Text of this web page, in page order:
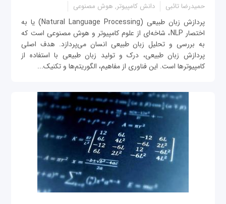
حمیدرضا تائبی دانش کامپیوتر, هوش مصنوعی
پردازش زبان طبیعی (Natural Language Processing) یا به
اختصار NLP، شاخه‌ای از علوم کامپیوتر و هوش مصنوعی است که
به بررسی و تحلیل زبان طبیعی انسان می‌پردازد. هدف اصلی
پردازش زبان طبیعی، درک و تولید زبان طبیعی با استفاده از
کامپیوترها است. این فناوری از مفاهیم، الگوریتم‌ها و تکنیک‌...